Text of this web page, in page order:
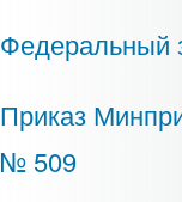
Федеральный
Приказ
№ 509